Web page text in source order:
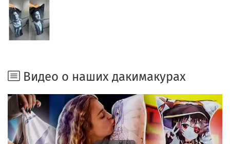
Видео о наших дакимакурах